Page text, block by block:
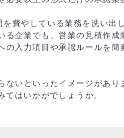
費やしている業務を洗い出
る企業でも、営業の見積作成
の入力項目や承認ルールを簡
ないといったイメージがあり
はいかがでしょうか。